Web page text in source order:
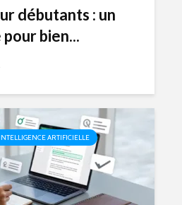
débutants : un
bien...
INTELLIGENCE ARTIFICIELLE